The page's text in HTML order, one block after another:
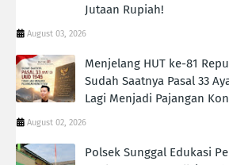
Jutaan Rupiah!
August 03, 2026
Menjelang HUT ke-81
Sudah Saatnya Pasal 33
Lagi Menjadi Pajangan
August 02, 2026
Polsek Sunggal Edukasi